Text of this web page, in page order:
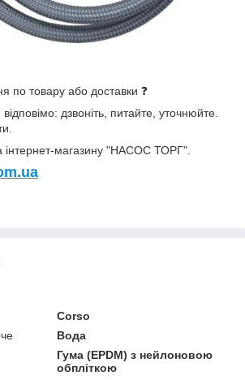
по товару або доставки ❓
дзвоніть, питайте, уточнюйте.
інтернет-магазину "НАСОС ТОРГ".
Corso
Вода
Гума (EPDM) з нейлоновою
обпліткою